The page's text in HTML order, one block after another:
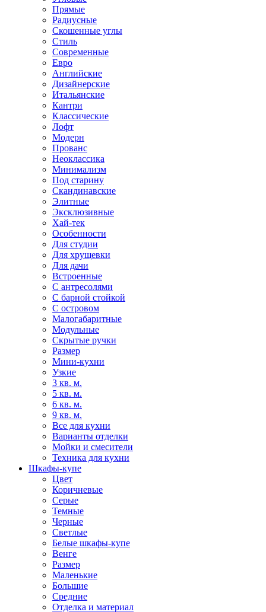
Прямые
Радиусные
Скошенные углы
Стиль
Современные
Евро
Английские
Дизайнерские
Итальянские
Кантри
Классические
Лофт
Модерн
Прованс
Неоклассика
Минимализм
Под старину
Скандинавские
Элитные
Эксклюзивные
Хай-тек
Особенности
Для студии
Для хрущевки
Для дачи
Встроенные
С антресолями
С барной стойкой
С островом
Малогабаритные
Модульные
Скрытые ручки
Размер
Мини-кухни
Узкие
3 кв. м.
5 кв. м.
6 кв. м.
9 кв. м.
Все для кухни
Варианты отделки
Мойки и смесители
Техника для кухни
Шкафы-купе
Цвет
Коричневые
Серые
Темные
Черные
Светлые
Белые шкафы-купе
Венге
Размер
Маленькие
Большие
Средние
Отделка и материал